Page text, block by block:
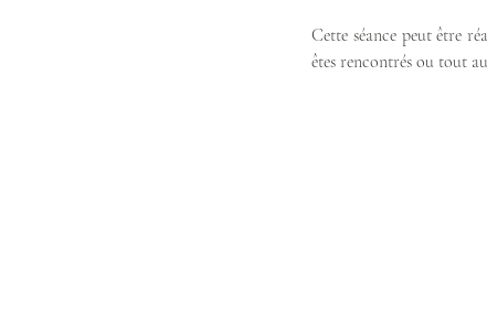
Cette séance peut être
êtes rencontrés ou tout